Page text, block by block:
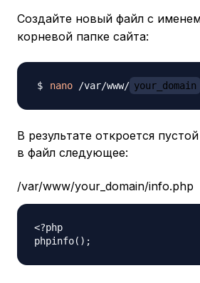
Создайте новый файл с
корневой папке сайта:
nano /var/www/ your_domain
В результате откроется
в файл следующее:
/var/www/your_domain/info.php
<?php